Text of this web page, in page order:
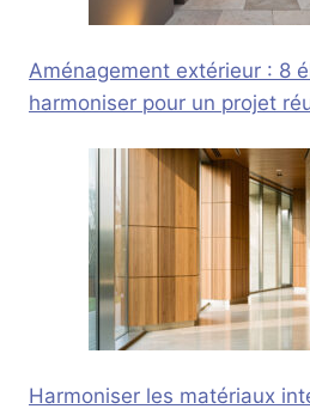
Aménagement extérieur : 8
harmoniser pour un projet
Harmoniser les matériaux